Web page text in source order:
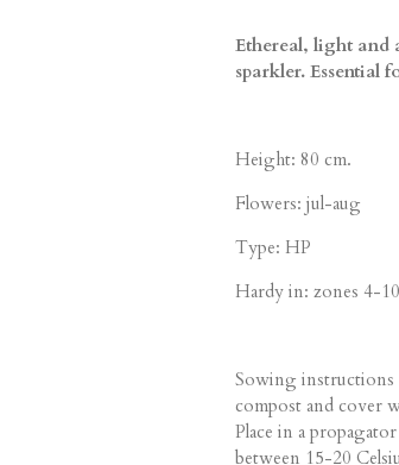
Ethereal, light and
sparkler. Essential
Height: 80 cm.
Flowers: jul-aug
Type: HP
Hardy in: zones 4-
Sowing instructions
compost and cover
Place in a
between 15-20